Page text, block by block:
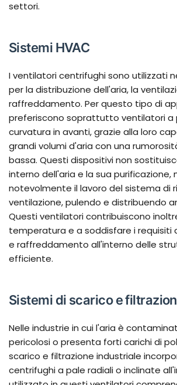
settori.
Sistemi HVAC
I ventilatori centrifughi sono utilizzati
per la distribuzione dell'aria, la
raffreddamento. Per questo tipo di
preferiscono soprattutto ventilatori a
curvatura in avanti, grazie alla loro
grandi volumi d'aria con una
bassa. Questi dispositivi non
interno dell'aria e la sua purificazione,
notevolmente il lavoro del sistema di
ventilazione, pulendo e distribuendo
Questi ventilatori contribuiscono
temperatura e a soddisfare i requisiti
e raffreddamento all'interno delle
efficiente.
Sistemi di scarico e
Nelle industrie in cui l'aria è
pericolosi o presenta forti carichi di
scarico e filtrazione industriale
centrifughi a pale radiali o inclinate